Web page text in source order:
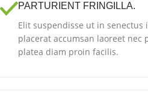
PARTURIENT FRINGILLA.
Elit suspendisse ut in
placerat accumsan laoreet nec
platea diam proin facilis.